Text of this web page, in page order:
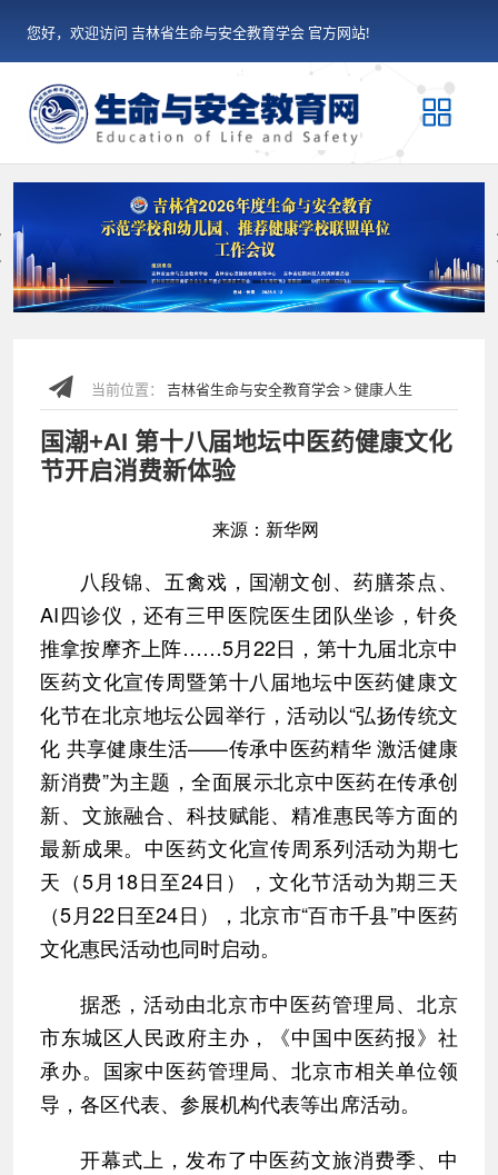
您好，欢迎访问 吉林省生命与安全教育学会 官方网站!
当前位置： 吉林省生命与安全教育学会 > 健康人生
国潮+AI 第十八届地坛中医药健康文化
节开启消费新体验
来源：新华网
八段锦、五禽戏，国潮文创、药膳茶点、
AI四诊仪，还有三甲医院医生团队坐诊，针灸
推拿按摩齐上阵……5月22日，第十九届北京中
医药文化宣传周暨第十八届地坛中医药健康文
化节在北京地坛公园举行，活动以“弘扬传统文
化 共享健康生活——传承中医药精华 激活健康
新消费”为主题，全面展示北京中医药在传承创
新、文旅融合、科技赋能、精准惠民等方面的
最新成果。中医药文化宣传周系列活动为期七
天（5月18日至24日），文化节活动为期三天
（5月22日至24日），北京市“百市千县”中医药
文化惠民活动也同时启动。
据悉，活动由北京市中医药管理局、北京
市东城区人民政府主办，《中国中医药报》社
承办。国家中医药管理局、北京市相关单位领
导，各区代表、参展机构代表等出席活动。
开幕式上，发布了中医药文旅消费季、中